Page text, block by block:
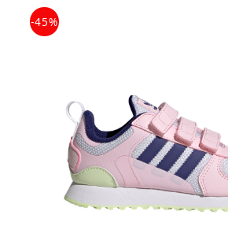
-45%